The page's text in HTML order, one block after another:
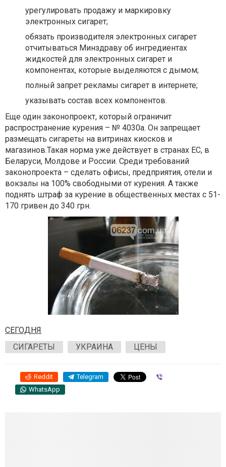
урегулировать продажу и маркировку
электронных сигарет;
обязать производителя электронных сигарет
отчитываться Минздраву об ингредиентах
жидкостей для электронных сигарет и
компонентах, которые выделяются с дымом;
полный запрет рекламы сигарет в интернете;
указывать состав всех компонентов.
Еще один законопроект, который ограничит
распространение курения – № 4030а. Он запрещает
размещать сигареты на витринах киосков и
магазинов.Такая норма уже действует в странах ЕС, в
Беларуси, Молдове и России. Среди требований
законопроекта – сделать офисы, предприятия, отели и
вокзалы на 100% свободными от курения. А также
поднять штраф за курение в общественных местах с 51-
170 гривен до 340 грн.
СЕГОДНЯ
СИГАРЕТЫ
УКРАИНА ЦЕНЫ
Reddit Telegram
WhatsApp